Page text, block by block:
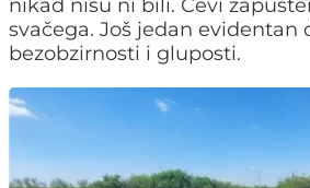
nikad nisu ni bili. Cevi
svačega. Još jedan evidentan
bezobzirnosti i gluposti.